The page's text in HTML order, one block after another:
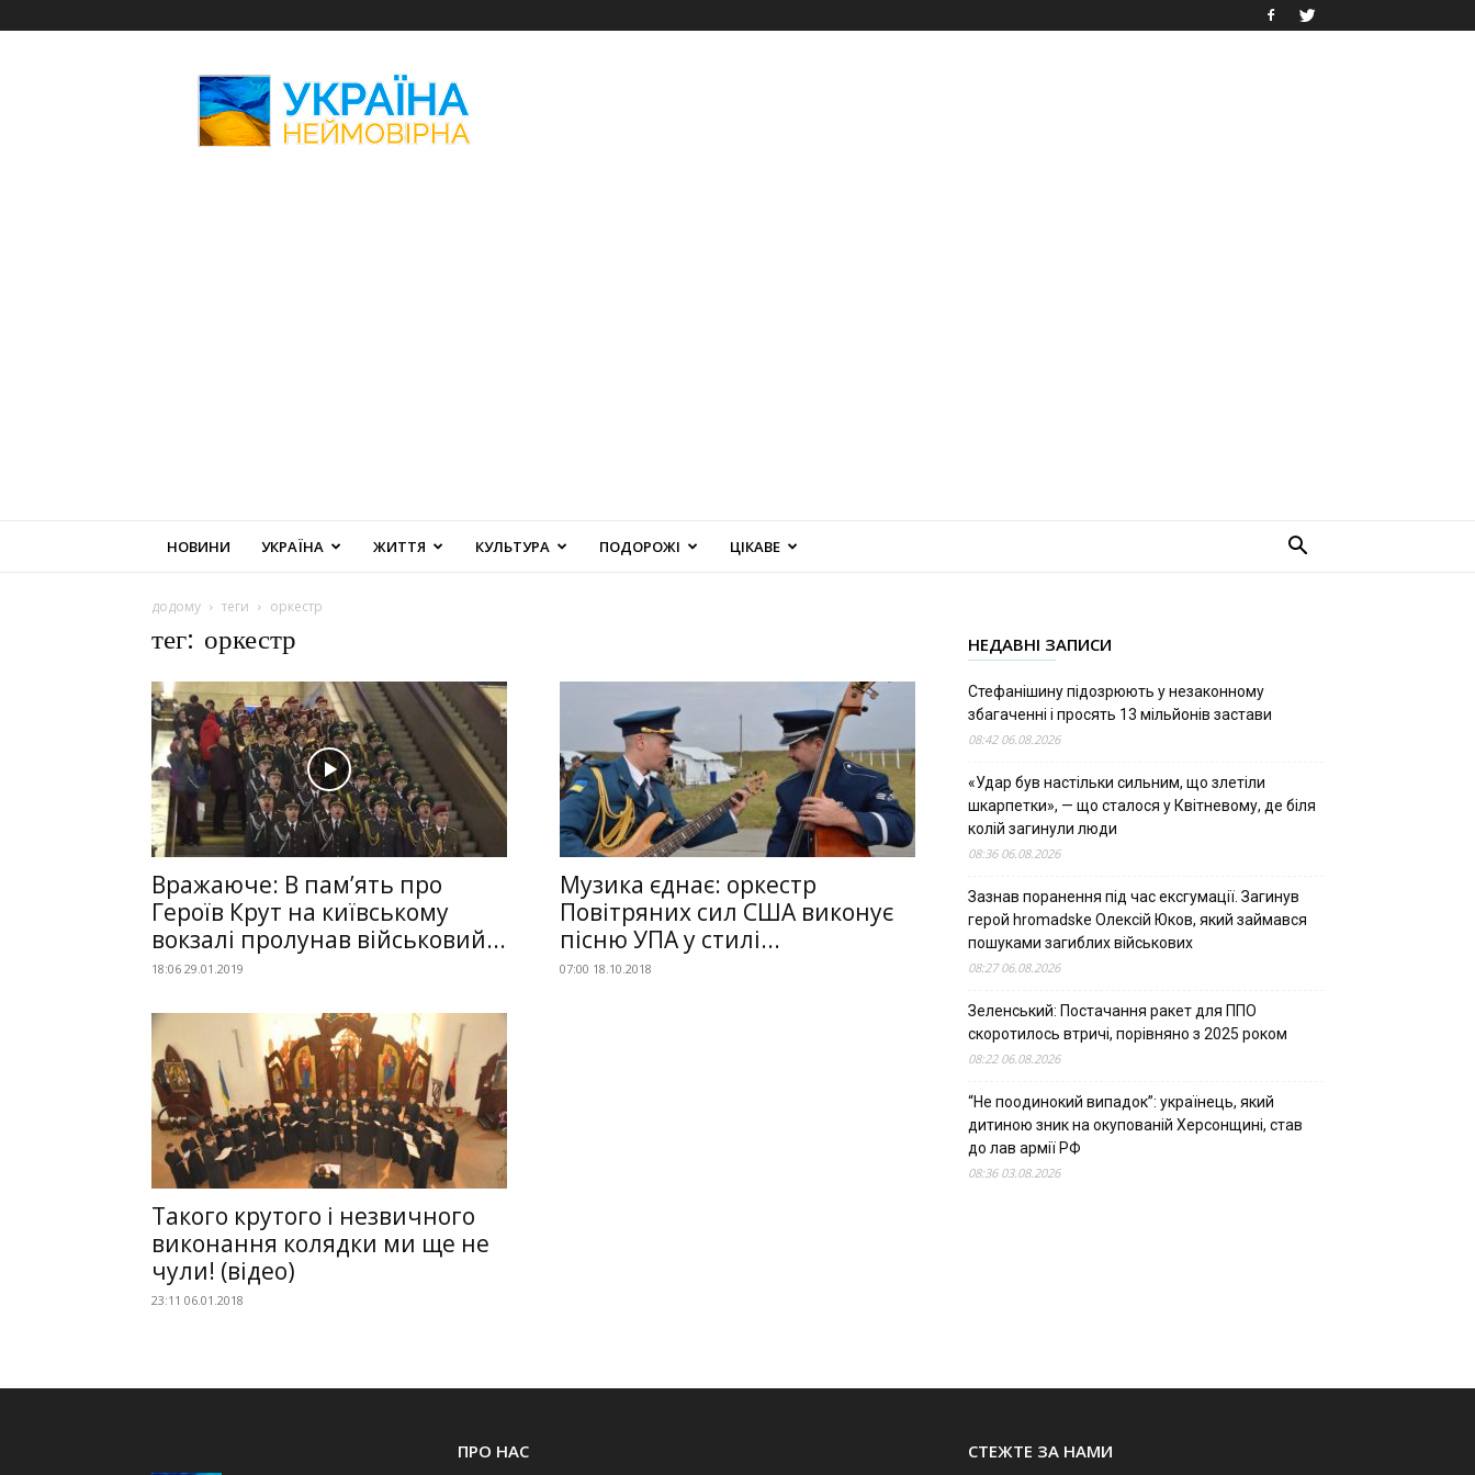
Неймовірна
НОВИНИ УКРАЇНА ЖИТТЯ КУЛЬТУРА ПОДОРОЖІ ЦІКАВЕ
додому теги оркестр
тег: оркестр
Вражаюче: В пам’ять про
Героїв Крут на київському
вокзалі пролунав військовий...
18:06 29.01.2019
Музика єднає: оркестр
Повітряних cил США виконує
пісню УПА у стилі...
07:00 18.10.2018
Такого крутого і незвичного
виконання колядки ми ще не
чули! (відео)
23:11 06.01.2018
НЕДАВНІ ЗАПИСИ
Стефанішину підозрюють у незаконному
збагаченні і просять 13 мільйонів застави
08:42 06.08.2026
«Удар був настільки сильним, що злетіли
шкарпетки», — що сталося у Квітневому, де біля
колій загинули люди
08:36 06.08.2026
Зазнав поранення під час ексгумації. Загинув
герой hromadske Олексій Юков, який займався
пошуками загиблих військових
08:27 06.08.2026
Зеленський: Постачання ракет для ППО
скоротилось втричі, порівняно з 2025 роком
08:22 06.08.2026
“Не поодинокий випадок”: українець, який
дитиною зник на окупованій Херсонщині, став
до лав армії РФ
08:36 03.08.2026
ПРО НАС СТЕЖТЕ ЗА НАМИ